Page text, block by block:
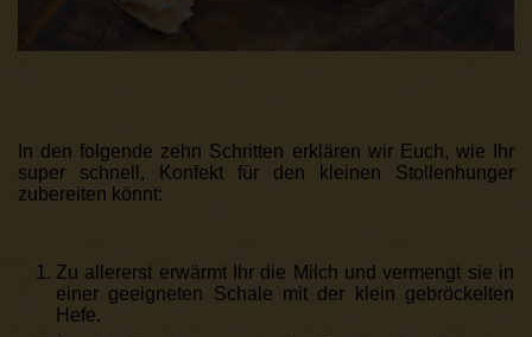
In den folgende zehn Schritten erklären wir Euch, wie Ihr
super schnell, Konfekt für den kleinen Stollenhunger
zubereiten könnt:
Zu allererst erwärmt Ihr die Milch und vermengt sie in
einer geeigneten Schale mit der klein gebröckelten
Hefe.